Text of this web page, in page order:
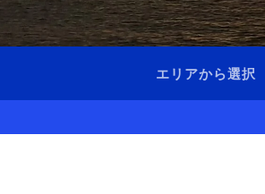
エリアから選択